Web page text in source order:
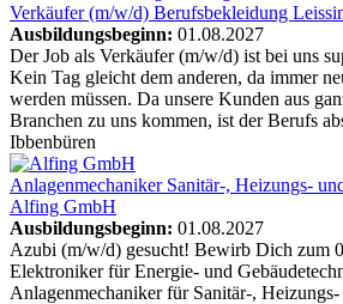
Verkäufer (m/w/d) Berufsbekleidung
Ausbildungsbeginn: 01.08.2027
Der Job als Verkäufer (m/w/d) ist bei uns
Kein Tag gleicht dem anderen, da immer
werden müssen. Da unsere Kunden aus
Branchen zu uns kommen, ist der Berufs
Ibbenbüren
Anlagenmechaniker Sanitär-, Heizungs-
Alfing GmbH
Ausbildungsbeginn: 01.08.2027
Azubi (m/w/d) gesucht! Bewirb Dich zum
Elektroniker für Energie- und
Anlagenmechaniker für Sanitär-,